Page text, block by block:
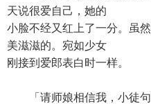
天说很爱自己，她的
小脸不经又红上了一分。虽
美滋滋的。宛如少女
刚接到爱郎表白时一样。
「请师娘相信我，小徒句